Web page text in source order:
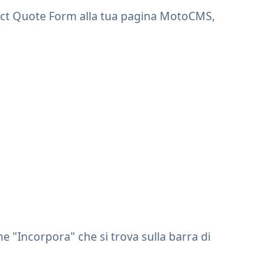
Quote Form alla tua pagina MotoCMS,
"Incorpora" che si trova sulla barra di